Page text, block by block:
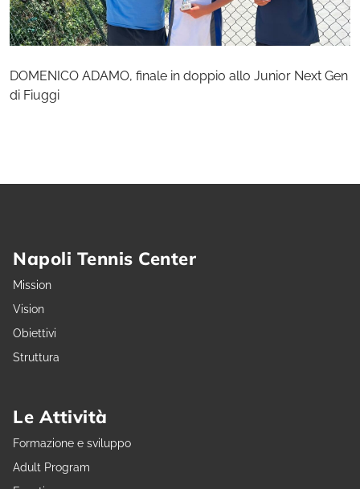
DOMENICO ADAMO, finale in doppio allo Junior Next Gen
di Fiuggi
Napoli Tennis Center
Mission
Vision
Obiettivi
Struttura
Le Attività
Formazione e sviluppo
Adult Program